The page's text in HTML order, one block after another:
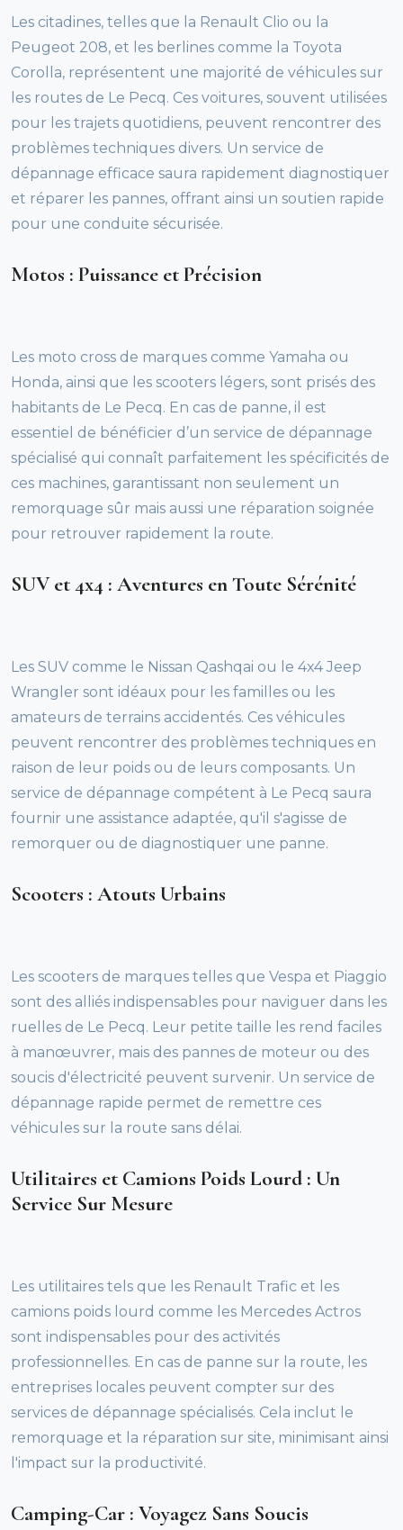
Les citadines, telles que la Renault Clio ou la
Peugeot 208, et les berlines comme la Toyota
Corolla, représentent une majorité de véhicules sur
les routes de Le Pecq. Ces voitures, souvent utilisées
pour les trajets quotidiens, peuvent rencontrer des
problèmes techniques divers. Un service de
dépannage efficace saura rapidement diagnostiquer
et réparer les pannes, offrant ainsi un soutien rapide
pour une conduite sécurisée.
Motos : Puissance et Précision
Les moto cross de marques comme Yamaha ou
Honda, ainsi que les scooters légers, sont prisés des
habitants de Le Pecq. En cas de panne, il est
essentiel de bénéficier d’un service de dépannage
spécialisé qui connaît parfaitement les spécificités de
ces machines, garantissant non seulement un
remorquage sûr mais aussi une réparation soignée
pour retrouver rapidement la route.
SUV et 4x4 : Aventures en Toute Sérénité
Les SUV comme le Nissan Qashqai ou le 4x4 Jeep
Wrangler sont idéaux pour les familles ou les
amateurs de terrains accidentés. Ces véhicules
peuvent rencontrer des problèmes techniques en
raison de leur poids ou de leurs composants. Un
service de dépannage compétent à Le Pecq saura
fournir une assistance adaptée, qu'il s'agisse de
remorquer ou de diagnostiquer une panne.
Scooters : Atouts Urbains
Les scooters de marques telles que Vespa et Piaggio
sont des alliés indispensables pour naviguer dans les
ruelles de Le Pecq. Leur petite taille les rend faciles
à manœuvrer, mais des pannes de moteur ou des
soucis d'électricité peuvent survenir. Un service de
dépannage rapide permet de remettre ces
véhicules sur la route sans délai.
Utilitaires et Camions Poids Lourd : Un
Service Sur Mesure
Les utilitaires tels que les Renault Trafic et les
camions poids lourd comme les Mercedes Actros
sont indispensables pour des activités
professionnelles. En cas de panne sur la route, les
entreprises locales peuvent compter sur des
services de dépannage spécialisés. Cela inclut le
remorquage et la réparation sur site, minimisant ainsi
l'impact sur la productivité.
Camping-Car : Voyagez Sans Soucis